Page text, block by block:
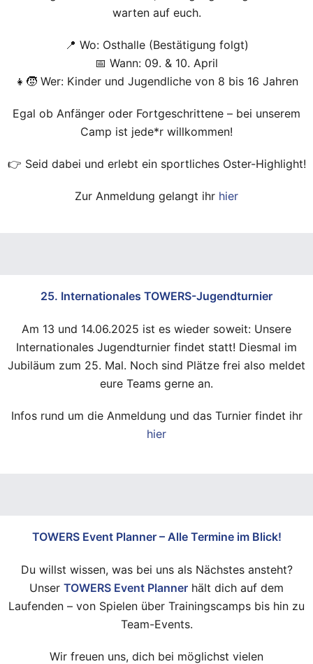
warten auf euch.
📍 Wo: Osthalle (Bestätigung folgt)
📅 Wann: 09. & 10. April
👧🧒 Wer: Kinder und Jugendliche von 8 bis 16 Jahren
Egal ob Anfänger oder Fortgeschrittene – bei unserem
Camp ist jede*r willkommen!
👉 Seid dabei und erlebt ein sportliches Oster-Highlight!
Zur Anmeldung gelangt ihr hier
25. Internationales TOWERS-Jugendturnier
Am 13 und 14.06.2025 ist es wieder soweit: Unsere
Internationales Jugendturnier findet statt! Diesmal im
Jubiläum zum 25. Mal. Noch sind Plätze frei also meldet
eure Teams gerne an.
Infos rund um die Anmeldung und das Turnier findet ihr
hier
TOWERS Event Planner – Alle Termine im Blick!
Du willst wissen, was bei uns als Nächstes ansteht?
Unser TOWERS Event Planner hält dich auf dem
Laufenden – von Spielen über Trainingscamps bis hin zu
Team-Events.
Wir freuen uns, dich bei möglichst vielen